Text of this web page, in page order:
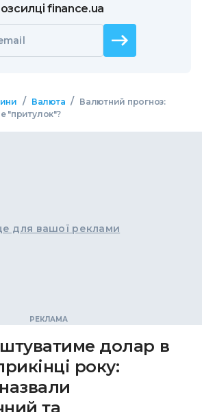
finance.ua
/ Валюта / Валютний прогноз:
"притулок"?
для вашої реклами
долар в
року:
та